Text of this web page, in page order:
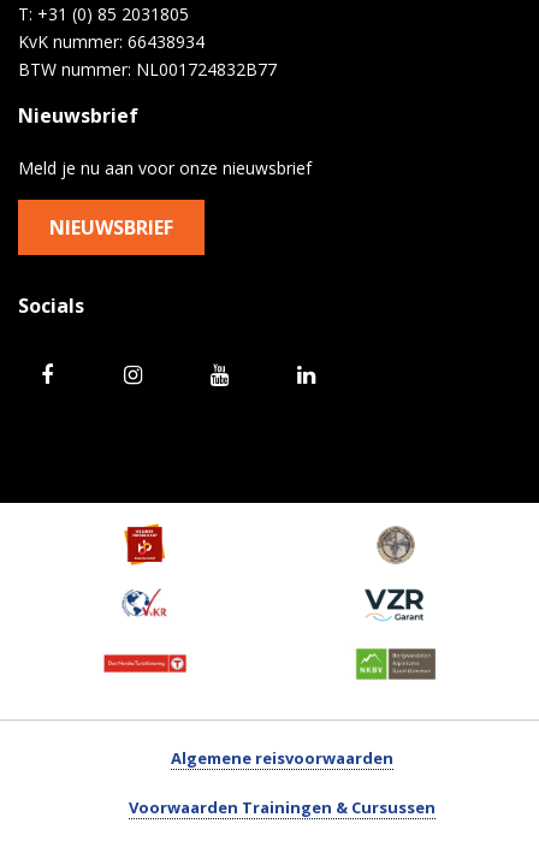
T: +31 (0) 85 2031805
KvK nummer: 66438934
BTW nummer: NL001724832B77
Nieuwsbrief
Meld je nu aan voor onze nieuwsbrief
NIEUWSBRIEF
Socials
Algemene reisvoorwaarden
Voorwaarden Trainingen & Cursussen